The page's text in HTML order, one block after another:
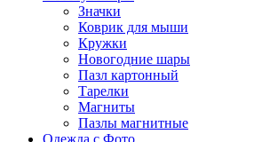
Значки
Коврик для мыши
Кружки
Новогодние шары
Пазл картонный
Тарелки
Магниты
Пазлы магнитные
Одежда с Фото